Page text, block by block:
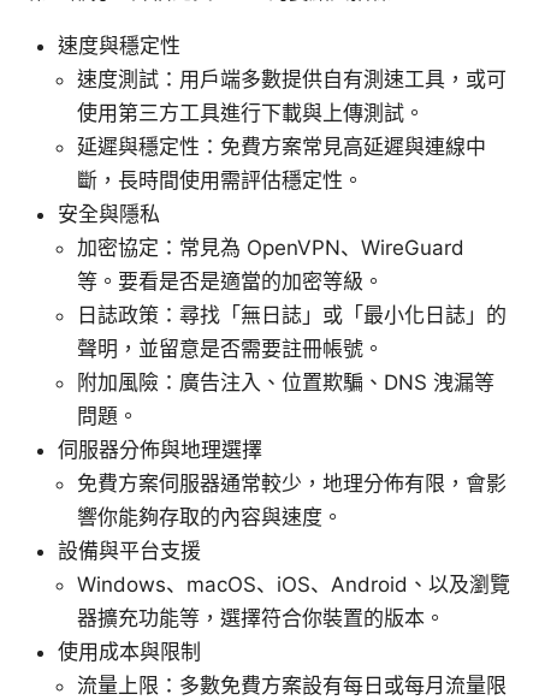
速度與穩定性
速度測試：用戶端多數提供自有測速工具，或可
使用第三方工具進行下載與上傳測試。
延遲與穩定性：免費方案常見高延遲與連線中
斷，長時間使用需評估穩定性。
安全與隱私
加密協定：常見為 OpenVPN、WireGuard
等。要看是否是適當的加密等級。
日誌政策：尋找「無日誌」或「最小化日誌」的
聲明，並留意是否需要註冊帳號。
附加風險：廣告注入、位置欺騙、DNS 洩漏等
問題。
伺服器分佈與地理選擇
免費方案伺服器通常較少，地理分佈有限，會影
響你能夠存取的內容與速度。
設備與平台支援
Windows、macOS、iOS、Android、以及瀏覽
器擴充功能等，選擇符合你裝置的版本。
使用成本與限制
流量上限：多數免費方案設有每日或每月流量限